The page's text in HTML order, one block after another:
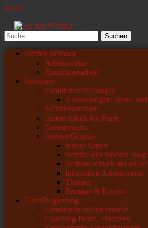
Menü
Steffen Wöhner
Lehrer und Seminarleiter
Suchen
nach:
Primäres
Zum
Steffen Wöhner
Arbeitsweise
Zusammenarbeit
Seminare
Familienaufstellungen
Aufstellungen: Beruf
Männerseminare
Innere Arbeit für Paare
Enneagramm
IntensivGruppe
Innere Arbeit
Schritte des inneren
Verbindlichkeit mit dir
Integrative Arbeitsweise
Themen
Termine & Kosten
Einzelbegleitung
Familienaufstellen einzeln
Coaching Beruf, Finanzen